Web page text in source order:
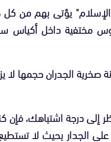
يؤتى بهم من
مختفية داخل أكياس
الجدران حجمها لا
إلى درجة اشتباهك، فإن
الجدار بحيث لا